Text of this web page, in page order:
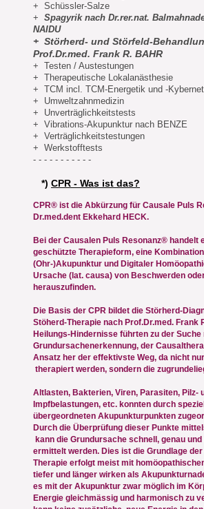
+ Schüssler-Salze
+ Spagyrik nach Dr.rer.nat.
NAIDU
+ Störherd- und Störfeld-
Prof.Dr.med. Frank R. BAHR
+ Testen / Austestungen
+ Therapeutische Lokalanästhesie
+ TCM incl. TCM-Energetik und -
+ Umweltzahnmedizin
+ Unverträglichkeitstests
+ Vibrations-Akupunktur nach BENZE
+ Verträglichkeitstestungen
+ Werkstofftests
- - - - - - - - - - -
*) CPR - Was ist das?
CPR® ist die Abkürzung für Causale Puls
Dr.med.dent Ekkehard HECK.
Bei der Causalen Puls Resonanz® handelt
geschützte Therapieform, eine
(Ohr-)Akupunktur und Digitaler
Ursache (lat. causa) von Beschwerden
herauszufinden.
Die Basis der CPR bildet die Störherd-
Stöherd-Therapie nach Prof.Dr.med. Frank
Heilungs-Hindernisse führten zu der Suche
Grundursachenerkennung, der
Ansatz her der effektivste Weg, da nicht
therapiert werden, sondern die
Altlasten, Bakterien, Viren, Parasiten, Pilz-
Impfbelastungen, etc. konnten durch
übergeordneten Akupunkturpunkten
Durch die Überprüfung dieser Punkte
kann die Grundursache schnell, genau
ermittelt werden. Dies ist die Grundlage
Therapie erfolgt meist mit
tiefer und länger wirken als
es mit der Akupunktur zwar möglich im
Energie gleichmässig und harmonisch zu